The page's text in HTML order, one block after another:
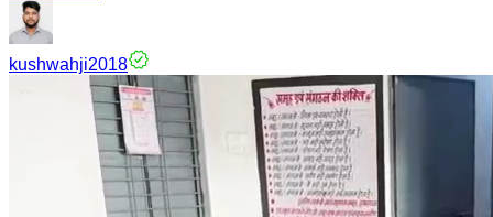
kushwahji2018